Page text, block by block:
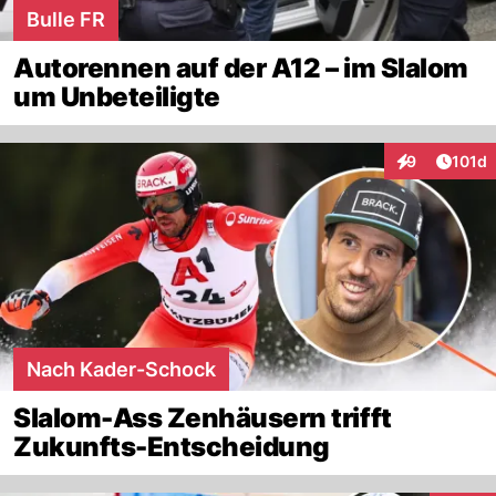
Bulle FR
Autorennen auf der A12 – im Slalom
um Unbeteiligte
9
Interaktionen
101d
Nach Kader-Schock
Slalom-Ass Zenhäusern trifft
Zukunfts-Entscheidung